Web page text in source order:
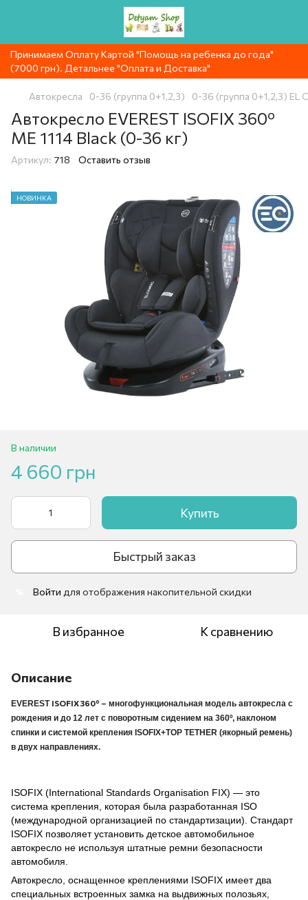
Принимаем Оплату Картой "Помощь на ребенка до года"
(7000 грн). Детальнее "Оплата и Доставка"
Автокресла 0-36 (группа 0+1,2,3) 0-36 (группа 0+1,2,3) EL
Автокресло EVEREST ISOFIX 360º
ME 1114 Black (0-36 кг)
Артикул: 718 Оставить отзыв
НОВИНКА
В наличии
4 660 грн
Купить
Быстрый заказ
Войти для отображения накопительной скидки
В избранное К сравнению
Описание
EVEREST ISOFIX 360º – многофункциональная модель автокресла с
рождения и до 12 лет с поворотным сидением на 360º, наклоном
спинки и системой крепления ISOFIX+TOP TETHER (якорный ремень)
в двух направлениях.
ISOFIX (International Standards Organisation FIX) — это
система крепления, которая была разработанная ISO
(международной организацией по стандартизации). Стандарт
ISOFIX позволяет установить детское автомобильное
автокресло не используя штатные ремни безопасности
автомобиля.
Автокресло, оснащенное креплениями ISOFIX имеет два
специальных встроенных замка на выдвижных полозьях,